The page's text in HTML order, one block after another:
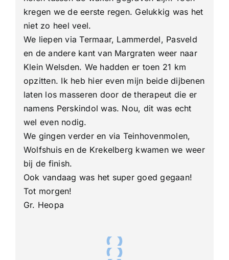
kregen we de eerste regen. Gelukkig was het
niet zo heel veel.
We liepen via Termaar, Lammerdel, Pasveld
en de andere kant van Margraten weer naar
Klein Welsden. We hadden er toen 21 km
opzitten. Ik heb hier even mijn beide dijbenen
laten los masseren door de therapeut die er
namens Perskindol was. Nou, dit was echt
wel even nodig.
We gingen verder en via Teinhovenmolen,
Wolfshuis en de Krekelberg kwamen we weer
bij de finish.
Ook vandaag was het super goed gegaan!
Tot morgen!
Gr. Heopa